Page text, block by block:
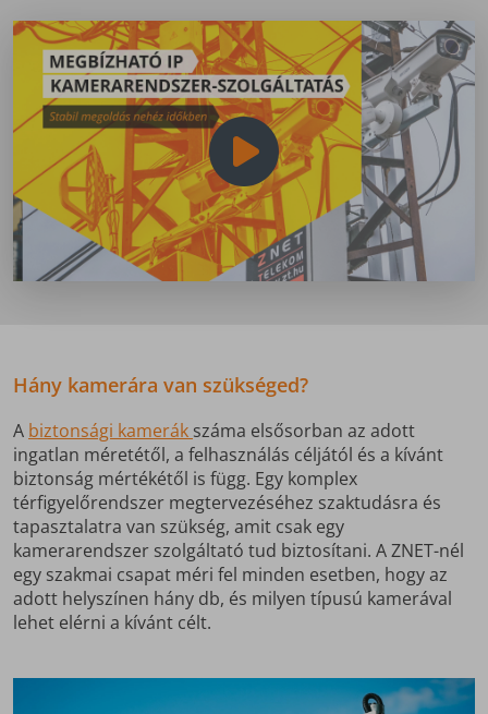
Hány kamerára van szükséged?
A biztonsági kamerák száma elsősorban az adott
ingatlan méretétől, a felhasználás céljától és a kívánt
biztonság mértékétől is függ. Egy komplex
térfigyelőrendszer megtervezéséhez szaktudásra és
tapasztalatra van szükség, amit csak egy
kamerarendszer szolgáltató tud biztosítani. A ZNET-nél
egy szakmai csapat méri fel minden esetben, hogy az
adott helyszínen hány db, és milyen típusú kamerával
lehet elérni a kívánt célt.